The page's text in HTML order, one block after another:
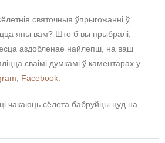
святочныя ўпрыгожанні ў
яны вам? Што б вы прыбралі,
аздобленае найлепш, на ваш
сваімі думкамі ў каментарах у
, Facebook.
чакаюць сёлета бабруйцы цуд на